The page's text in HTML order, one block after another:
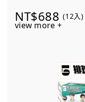
NT$688 (12入)
view more +